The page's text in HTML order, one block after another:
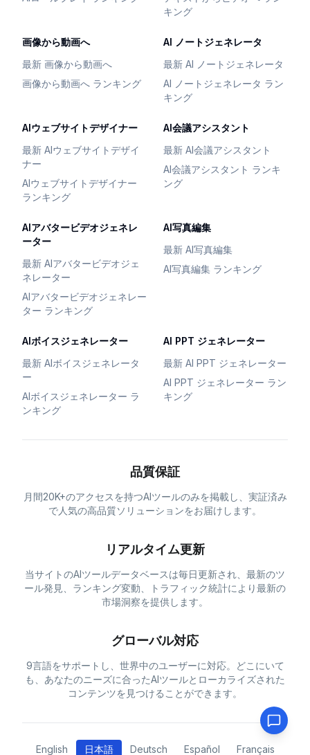
キング
画像から動画へ
最新 画像から動画へ
画像から動画へ ランキング
AI ノートジェネレータ
最新 AI ノートジェネレータ
AI ノートジェネレータ ラン
キング
AIウェブサイトデザイナー
最新 AIウェブサイトデザイ
ナー
AIウェブサイトデザイナー
ランキング
AI会議アシスタント
最新 AI会議アシスタント
AI会議アシスタント ランキ
ング
AIアバタービデオジェネレ
ーター
最新 AIアバタービデオジェ
ネレーター
AIアバタービデオジェネレー
ター ランキング
AI写真編集
最新 AI写真編集
AI写真編集 ランキング
AIボイスジェネレーター
最新 AIボイスジェネレータ
ー
AIボイスジェネレーター ラ
ンキング
AI PPT ジェネレーター
最新 AI PPT ジェネレーター
AI PPT ジェネレーター ラン
キング
品質保証
月間20K+のアクセスを持つAIツールのみを掲載し、実証済み
で人気の高品質ソリューションをお届けします。
リアルタイム更新
当サイトのAIツールデータベースは毎日更新され、最新のツ
ール発見、ランキング変動、トラフィック統計により最新の
市場洞察を提供します。
グローバル対応
9言語をサポートし、世界中のユーザーに対応。どこにいて
も、あなたのニーズに合ったAIツールとローカライズされた
コンテンツを見つけることができます。
English 日本語 Deutsch Español Français